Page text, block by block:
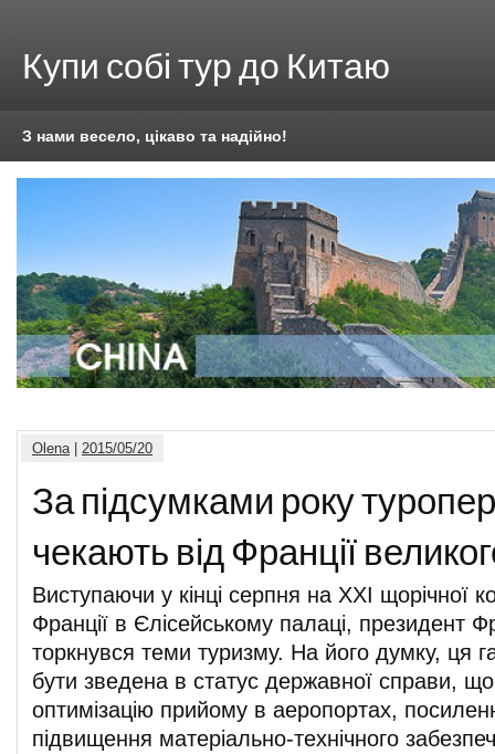
Купи собі тур до Китаю
З нами весело, цікаво та надійно!
Olena| 2015/05/20
За підсумками року
чекають від Франції
Виступаючи у кінці серпня на XXI щорічної
Франції в Єлісейському палаці, президент
торкнувся теми туризму. На його думку, ця
бути зведена в статус державної справи,
оптимізацію прийому в аеропортах,
підвищення матеріально-технічного